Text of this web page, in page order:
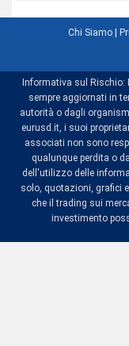
Chi Siamo|
Informativa sul
sempre aggiornati in
autorità o dagli
eurusd.it, i suoi
associati non sono
qualunque perdita o
dell'utilizzo delle
solo, quotazioni, grafici
che il trading sui
investimento